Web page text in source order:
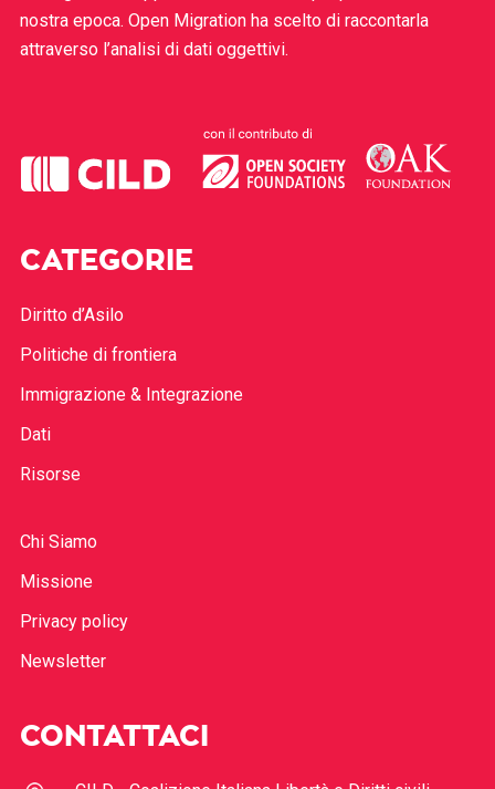
nostra epoca. Open Migration ha scelto di raccontarla
attraverso l’analisi di dati oggettivi.
CATEGORIE
Diritto d’Asilo
Politiche di frontiera
Immigrazione & Integrazione
Dati
Risorse
Chi Siamo
Missione
Privacy policy
Newsletter
CONTATTACI